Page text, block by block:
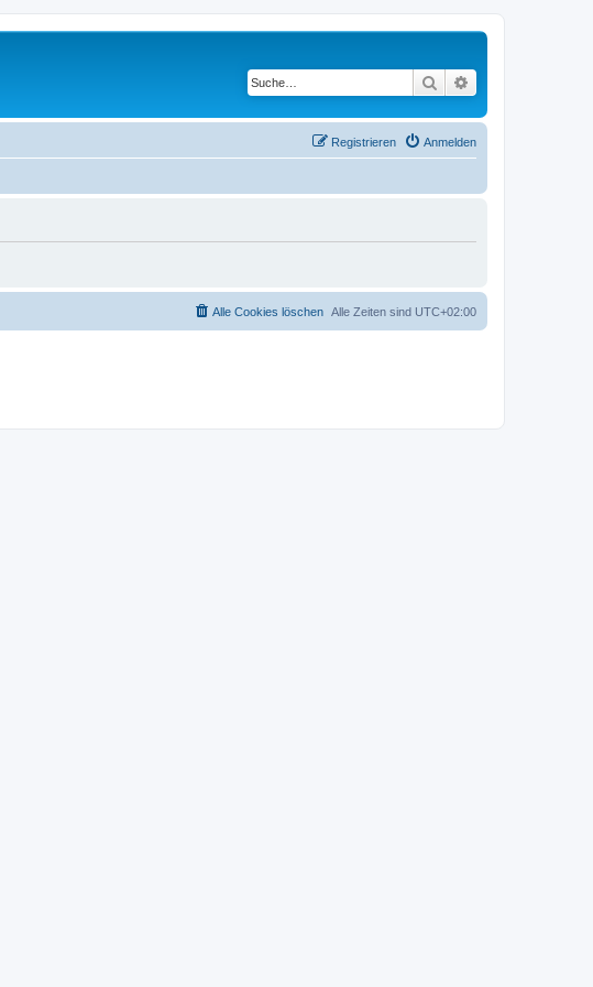
Suche
Anmelden
Registrieren
Alle Zeiten sind UTC+02:00
Alle Cookies löschen